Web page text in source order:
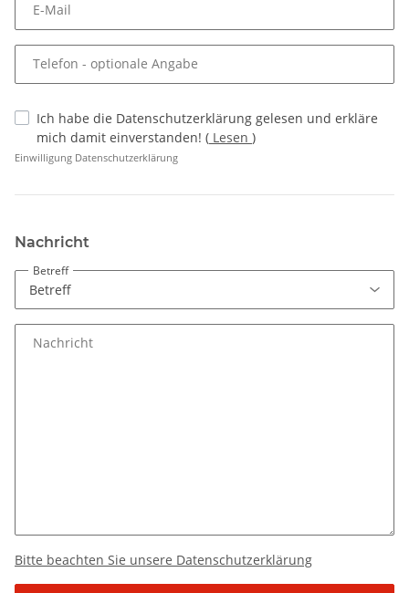
E-Mail
Telefon - optionale Angabe
Einwilligung Datenschutzerklärung
Ich habe die Datenschutzerklärung gelesen und erkläre
mich damit einverstanden! ( Lesen )
Nachricht
Betreff
Nachricht
Bitte beachten Sie unsere Datenschutzerklärung